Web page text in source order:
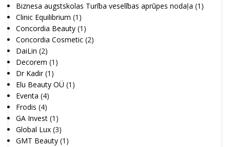
Biznesa augstskolas Turība veselības aprūpes nodaļa (1)
Clinic Equilibrium (1)
Concordia Beauty (1)
Concordia Cosmetic (2)
DaiLin (2)
Decorem (1)
Dr Kadir (1)
Elu Beauty OÜ (1)
Eventa (4)
Frodis (4)
GA Invest (1)
Global Lux (3)
GMT Beauty (1)